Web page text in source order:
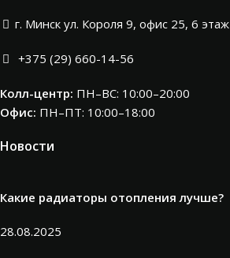
г. Минск ул. Короля 9, офис 25, 6 этаж
+375 (29) 660-14-56
Колл-центр: ПН–ВС: 10:00–20:00​
Офис: ПН–ПТ: 10:00–18:00
Новости
Какие радиаторы отопления лучше?
28.08.2025